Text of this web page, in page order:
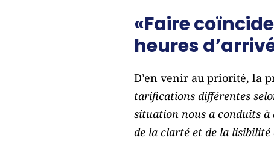
«Faire
heures
D’en venir au priorité, la
tarifications différentes
situation nous a conduits à
de la clarté et de la